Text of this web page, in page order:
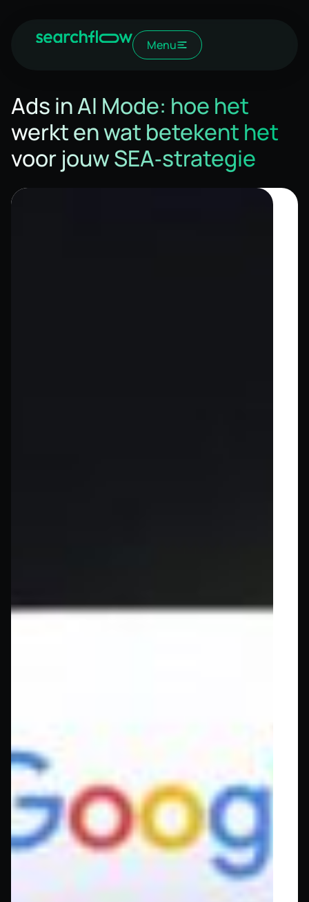
Menu
Ads in AI Mode: hoe het
werkt en wat betekent het
voor jouw SEA‑strategie